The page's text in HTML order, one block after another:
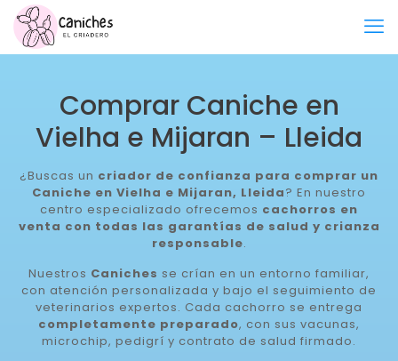
Comprar Caniche en
Vielha e Mijaran – Lleida
¿Buscas un criador de confianza para comprar un
Caniche en Vielha e Mijaran, Lleida? En nuestro
centro especializado ofrecemos cachorros en
venta con todas las garantías de salud y crianza
responsable.
Nuestros Caniches se crían en un entorno familiar,
con atención personalizada y bajo el seguimiento de
veterinarios expertos. Cada cachorro se entrega
completamente preparado, con sus vacunas,
microchip, pedigrí y contrato de salud firmado.